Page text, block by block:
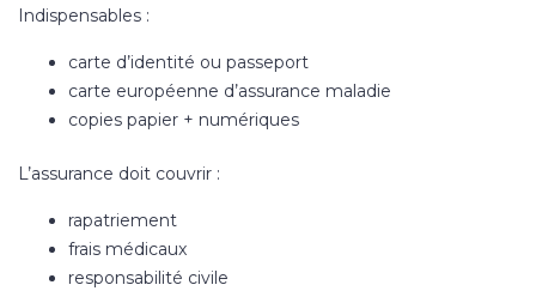
Indispensables :
carte d’identité ou passeport
carte européenne d’assurance maladie
copies papier + numériques
L’assurance doit couvrir :
rapatriement
frais médicaux
responsabilité civile